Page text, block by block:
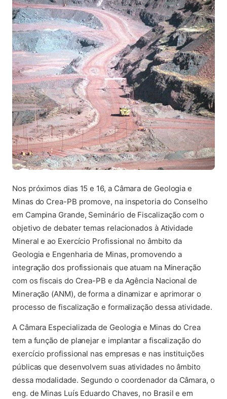
Nos próximos dias 15 e 16, a Câmara de Geologia e
Minas do Crea-PB promove, na inspetoria do Conselho
em Campina Grande, Seminário de Fiscalização com o
objetivo de debater temas relacionados à Atividade
Mineral e ao Exercício Profissional no âmbito da
Geologia e Engenharia de Minas, promovendo a
integração dos profissionais que atuam na Mineração
com os fiscais do Crea-PB e da Agência Nacional de
Mineração (ANM), de forma a dinamizar e aprimorar o
processo de fiscalização e formalização dessa atividade.
A Câmara Especializada de Geologia e Minas do Crea
tem a função de planejar e implantar a fiscalização do
exercício profissional nas empresas e nas instituições
públicas que desenvolvem suas atividades no âmbito
dessa modalidade. Segundo o coordenador da Câmara, o
eng. de Minas Luís Eduardo Chaves, no Brasil e em